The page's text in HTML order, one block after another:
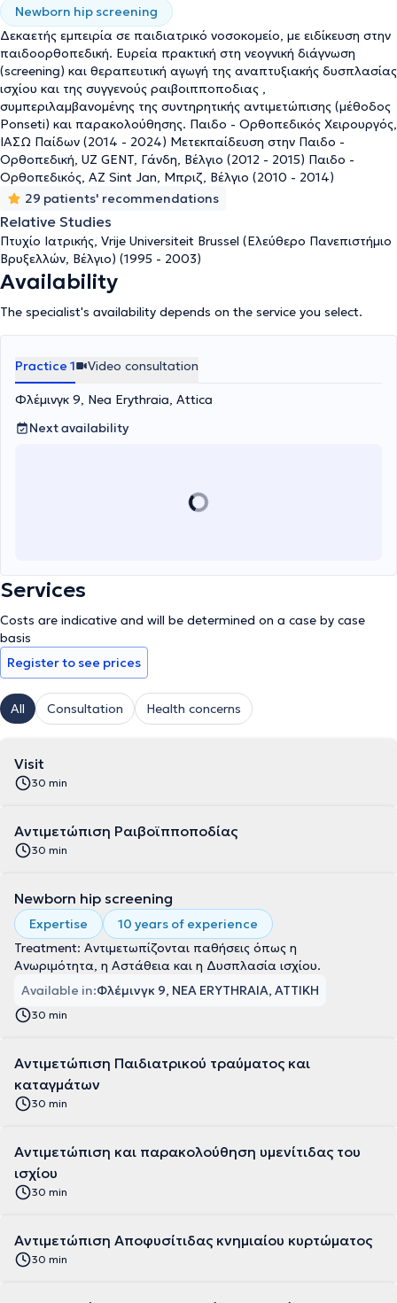
practice in Nea Erythraia, providing specialized, personalized, and
modern treatments for children and adolescents. Finally, Dr.
Stratigoula is fluent in Greek, English, Dutch, and French and is an
active member of the Athens Medical Association and the Belgian
Orthopaedic Society.
Newborn hip screening
Δεκαετής εμπειρία σε παιδιατρικό νοσοκομείο, με ειδίκευση στην
παιδοορθοπεδική. Ευρεία πρακτική στη νεογνική διάγνωση
(screening) και θεραπευτική αγωγή της αναπτυξιακής δυσπλασίας
ισχίου και της συγγενούς ραιβοιπποποδιας ,
συμπεριλαμβανομένης της συντηρητικής αντιμετώπισης (μέθοδος
Ponseti) και παρακολούθησης. Παιδο - Ορθοπεδικός Χειρουργός,
ΙΑΣΩ Παίδων (2014 - 2024) Μετεκπαίδευση στην Παιδο -
Ορθοπεδική, UZ GENT, Γάνδη, Βέλγιο (2012 - 2015) Παιδο -
Ορθοπεδικός, AZ Sint Jan, Μπριζ, Βέλγιο (2010 - 2014)
29 patients' recommendations
Relative Studies
Πτυχίο Ιατρικής, Vrije Universiteit Brussel (Ελεύθερο Πανεπιστήμιο
Βρυξελλών, Βέλγιο) (1995 - 2003)
Availability
The specialist's availability depends on the service you select.
Practice 1 Video consultation
Φλέμινγκ 9, Nea Erythraia, Attica
Next availability
Services
Costs are indicative and will be determined on a case by case
basis
Register to see prices
All Consultation Health concerns
Visit
30 min
Αντιμετώπιση Ραιβοϊπποποδίας
30 min
Newborn hip screening
Expertise
10 years of experience
Treatment: Αντιμετωπίζονται παθήσεις όπως η
Ανωριμότητα, η Αστάθεια και η Δυσπλασία ισχίου.
Available in:Φλέμινγκ 9, NEA ERYTHRAIA, ΑΤΤΙΚΗ
30 min
Αντιμετώπιση Παιδιατρικού τραύματος και
καταγμάτων
30 min
Αντιμετώπιση και παρακολούθηση υμενίτιδας του
ισχίου
30 min
Αντιμετώπιση Αποφυσίτιδας κνημιαίου κυρτώματος
30 min